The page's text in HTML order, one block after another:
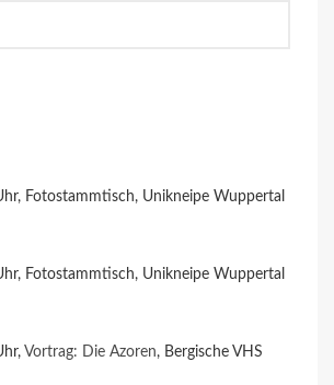
Fotostammtisch, Unikneipe Wuppertal
Fotostammtisch, Unikneipe Wuppertal
Vortrag: Die Azoren, Bergische VHS